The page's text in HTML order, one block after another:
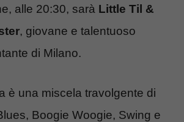
alle 20:30, sarà Little Til &
, giovane e talentuoso
di Milano.
è una miscela travolgente di
Boogie Woogie, Swing e